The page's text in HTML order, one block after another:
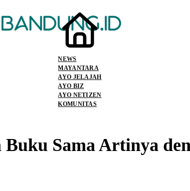
NEWS
MAYANTARA
AYO JELAJAH
AYO BIZ
AYO NETIZEN
KOMUNITAS
Sama Artinya